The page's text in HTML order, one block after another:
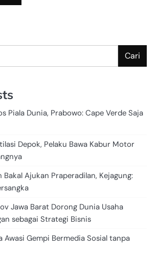
Cari
Piala Dunia, Prabowo: Cape Verde Saja
Depok, Pelaku Bawa Kabur Motor
Bakal Ajukan Praperadilan, Kejagung:
Jawa Barat Dorong Dunia Usaha
sebagai Strategi Bisnis
Awasi Gempi Bermedia Sosial tanpa